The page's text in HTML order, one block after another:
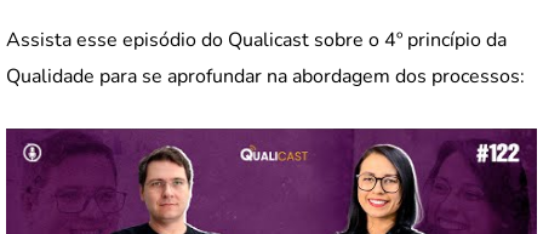
Assista esse episódio do Qualicast sobre o 4º princípio da
Qualidade para se aprofundar na abordagem dos processos: